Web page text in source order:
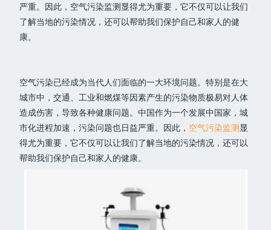
严重。因此，空气污染监测显得尤为重要，它不仅可以让我们
了解当地的污染情况，还可以帮助我们保护自己和家人的健
康。
空气污染已经成为当代人们面临的一大环境问题。特别是在大
城市中，交通、工业和燃煤等因素产生的污染物质极易对人体
造成伤害，导致各种健康问题。中国作为一个发展中国家，城
市化进程加速，污染问题也日益严重。因此， 空气污染监测显
得尤为重要，它不仅可以让我们了解当地的污染情况，还可以
帮助我们保护自己和家人的健康。